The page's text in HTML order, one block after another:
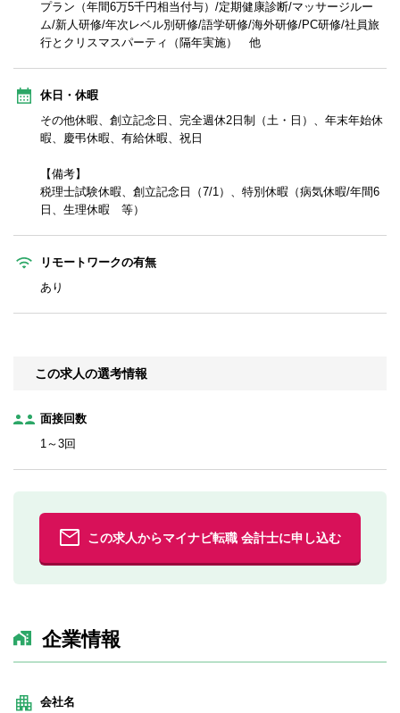
プラン（年間6万5千円相当付与）/定期健康診断/マッサージルー
ム/新人研修/年次レベル別研修/語学研修/海外研修/PC研修/社員旅
行とクリスマスパーティ（隔年実施） 他
休日・休暇
その他休暇、創立記念日、完全週休2日制（土・日）、年末年始休
暇、慶弔休暇、有給休暇、祝日
【備考】
税理士試験休暇、創立記念日（7/1）、特別休暇（病気休暇/年間6
日、生理休暇 等）
リモートワークの有無
あり
この求人の選考情報
面接回数
1～3回
この求人からマイナビ転職 会計士に申し込む
企業情報
会社名